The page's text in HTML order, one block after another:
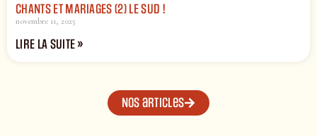
CHANTS ET MARIAGES (2) LE SUD !
novembre 11, 2025
LIRE LA SUITE »
Nos articles